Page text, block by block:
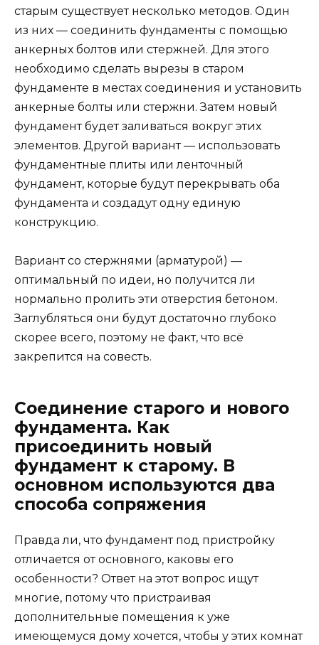
старым существует несколько методов. Один
из них — соединить фундаменты с помощью
анкерных болтов или стержней. Для этого
необходимо сделать вырезы в старом
фундаменте в местах соединения и установить
анкерные болты или стержни. Затем новый
фундамент будет заливаться вокруг этих
элементов. Другой вариант — использовать
фундаментные плиты или ленточный
фундамент, которые будут перекрывать оба
фундамента и создадут одну единую
конструкцию.
Вариант со стержнями (арматурой) —
оптимальный по идеи, но получится ли
нормально пролить эти отверстия бетоном.
Заглубляться они будут достаточно глубоко
скорее всего, поэтому не факт, что всё
закрепится на совесть.
Соединение старого и нового
фундамента. Как
присоединить новый
фундамент к старому. В
основном используются два
способа сопряжения
Правда ли, что фундамент под пристройку
отличается от основного, каковы его
особенности? Ответ на этот вопрос ищут
многие, потому что пристраивая
дополнительные помещения к уже
имеющемуся дому хочется, чтобы у этих комнат